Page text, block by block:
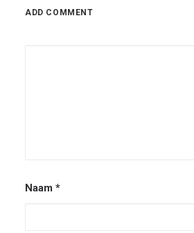
ADD COMMENT
Naam *